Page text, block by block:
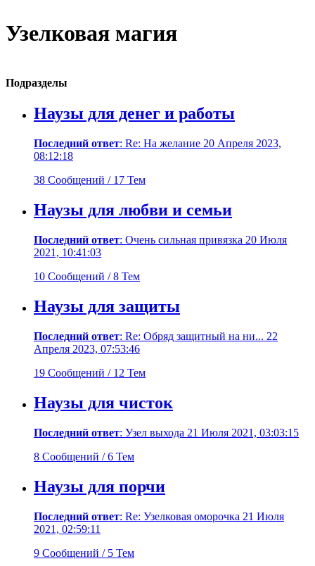
Узелковая магия
Подразделы
Наузы для денег и работы
Последний ответ: Re: На желание 20 Апреля 2023,
08:12:18
38 Сообщений / 17 Тем
Наузы для любви и семьи
Последний ответ: Очень сильная привязка 20 Июля
2021, 10:41:03
10 Сообщений / 8 Тем
Наузы для защиты
Последний ответ: Re: Обряд защитный на ни... 22
Апреля 2023, 07:53:46
19 Сообщений / 12 Тем
Наузы для чисток
Последний ответ: Узел выхода 21 Июля 2021, 03:03:15
8 Сообщений / 6 Тем
Наузы для порчи
Последний ответ: Re: Узелковая оморочка 21 Июля
2021, 02:59:11
9 Сообщений / 5 Тем